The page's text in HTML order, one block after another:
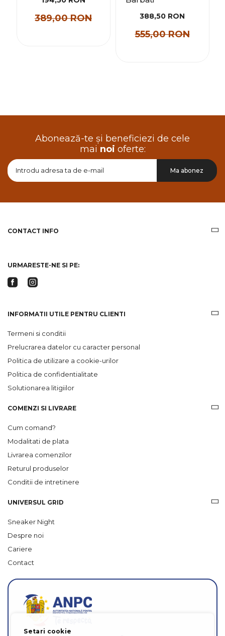
389,00 RON 388,50 RON
555,00 RON
Abonează-te și beneficiezi de cele
mai noi oferte:
sa
informatii
Ma abonez
CONTACT INFO
URMARESTE-NE SI PE:
INFORMATII UTILE PENTRU CLIENTI
Termeni si conditii
Prelucrarea datelor cu caracter personal
Politica de utilizare a cookie-urilor
Politica de confidentialitate
Solutionarea litigiilor
COMENZI SI LIVRARE
Cum comand?
Modalitati de plata
Livrarea comenzilor
Returul produselor
Conditii de intretinere
UNIVERSUL GRID
Sneaker Night
Despre noi
Cariere
Contact
Setari cookie